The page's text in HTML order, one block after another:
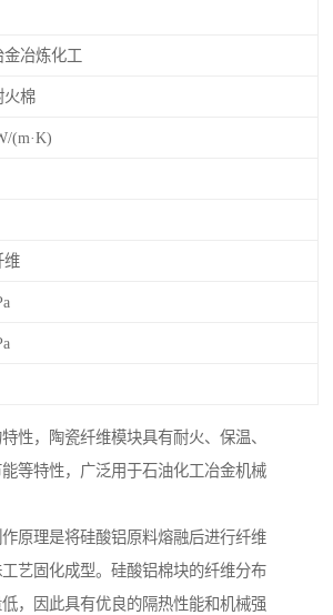
金冶炼化工
火棉
(m·K)
维
性，陶瓷纤维模块具有耐火、保温、
等特性，广泛用于石油化工冶金机械
原理是将硅酸铝原料熔融后进行纤维
艺固化成型。硅酸铝棉块的纤维分布
，因此具有优良的隔热性能和机械强